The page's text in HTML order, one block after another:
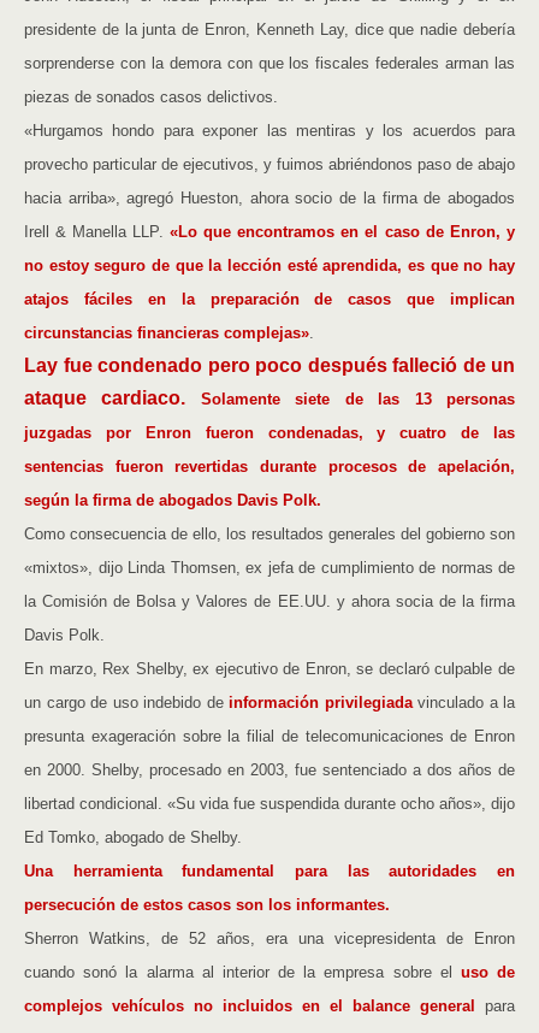
presidente de la junta de Enron, Kenneth Lay, dice que nadie debería
sorprenderse con la demora con que los fiscales federales arman las
piezas de sonados casos delictivos.
«Hurgamos hondo para exponer las mentiras y los acuerdos para
provecho particular de ejecutivos, y fuimos abriéndonos paso de abajo
hacia arriba», agregó Hueston, ahora socio de la firma de abogados
Irell & Manella LLP. «Lo que encontramos en el caso de Enron, y
no estoy seguro de que la lección esté aprendida, es que no hay
atajos fáciles en la preparación de casos que implican
circunstancias financieras complejas».
Lay fue condenado pero poco después falleció de un
ataque cardiaco. Solamente siete de las 13 personas
juzgadas por Enron fueron condenadas, y cuatro de las
sentencias fueron revertidas durante procesos de apelación,
según la firma de abogados Davis Polk.
Como consecuencia de ello, los resultados generales del gobierno son
«mixtos», dijo Linda Thomsen, ex jefa de cumplimiento de normas de
la Comisión de Bolsa y Valores de EE.UU. y ahora socia de la firma
Davis Polk.
En marzo, Rex Shelby, ex ejecutivo de Enron, se declaró culpable de
un cargo de uso indebido de información privilegiadavinculado a la
presunta exageración sobre la filial de telecomunicaciones de Enron
en 2000. Shelby, procesado en 2003, fue sentenciado a dos años de
libertad condicional. «Su vida fue suspendida durante ocho años», dijo
Ed Tomko, abogado de Shelby.
Una herramienta fundamental para las autoridades en
persecución de estos casos son los informantes.
Sherron Watkins, de 52 años, era una vicepresidenta de Enron
cuando sonó la alarma al interior de la empresa sobre el uso de
complejos vehículos no incluidos en el balance general
para